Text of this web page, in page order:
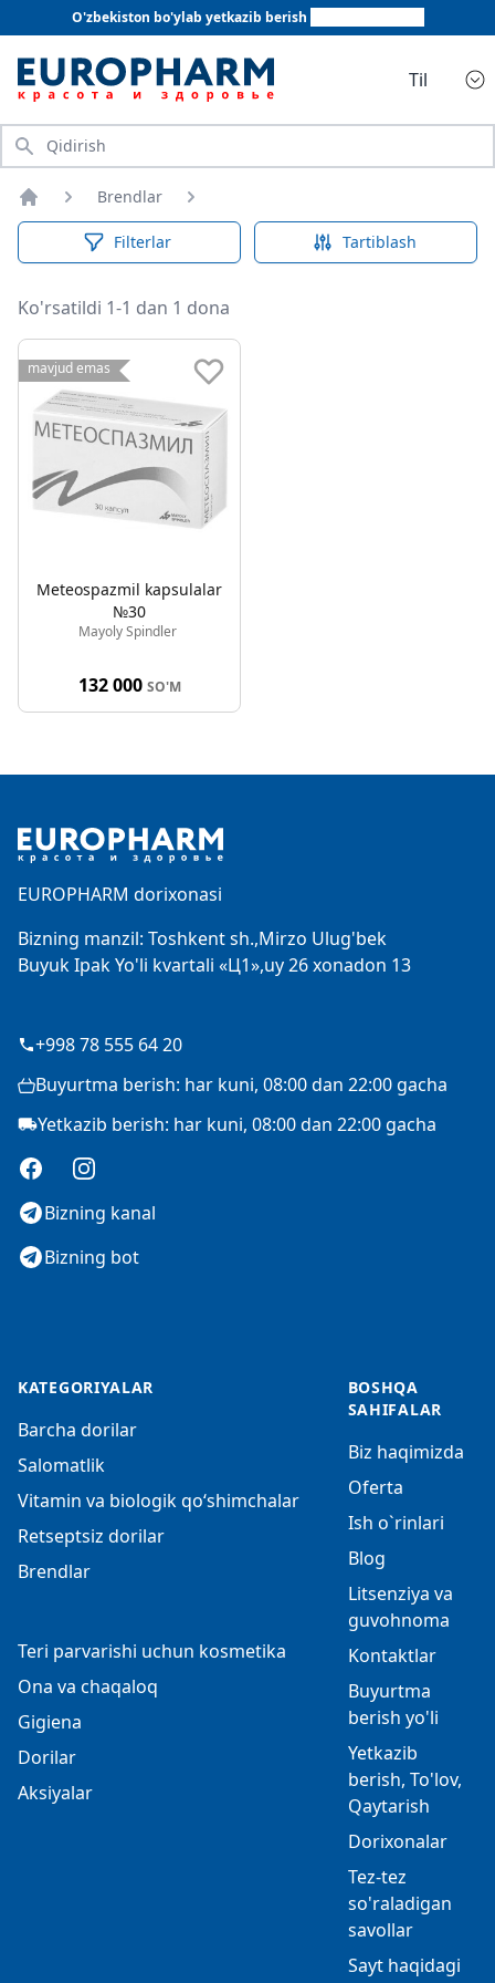
O'zbekiston bo'ylab yetkazib berish
Til
Qidirish
Bosh sahifa
Brendlar
Filterlar Tartiblash
Ko'rsatildi 1-1 dan 1 dona
mavjud emas
Meteospazmil kapsulalar
№30
Mayoly Spindler
132 000 SO'M
EUROPHARM dorixonasi
Bizning manzil: Toshkent sh.,Mirzo Ulug'bek
Buyuk Ipak Yo'li kvartali «Ц1»,uy 26 xonadon 13
+998 78 555 64 20
Buyurtma berish: har kuni, 08:00 dan 22:00 gacha
Yetkazib berish: har kuni, 08:00 dan 22:00 gacha
FacebookInstagram
Bizning kanal
Bizning bot
KATEGORIYALAR
Barcha dorilar
Salomatlik
Vitamin va biologik qo‘shimchalar
Retseptsiz dorilar
Brendlar
Teri parvarishi uchun kosmetika
Ona va chaqaloq
Gigiena
Dorilar
Aksiyalar
BOSHQA
SAHIFALAR
Biz haqimizda
Oferta
Ish o`rinlari
Blog
Litsenziya va
guvohnoma
Kontaktlar
Buyurtma
berish yo'li
Yetkazib
berish, To'lov,
Qaytarish
Dorixonalar
Tez-tez
so'raladigan
savollar
Sayt haqidagi